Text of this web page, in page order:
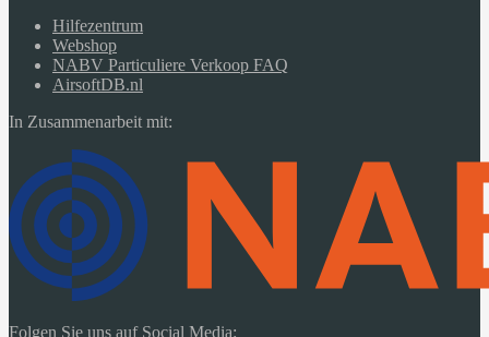
Hilfezentrum
Webshop
NABV Particuliere Verkoop FAQ
AirsoftDB.nl
In Zusammenarbeit mit:
Folgen Sie uns auf Social Media: